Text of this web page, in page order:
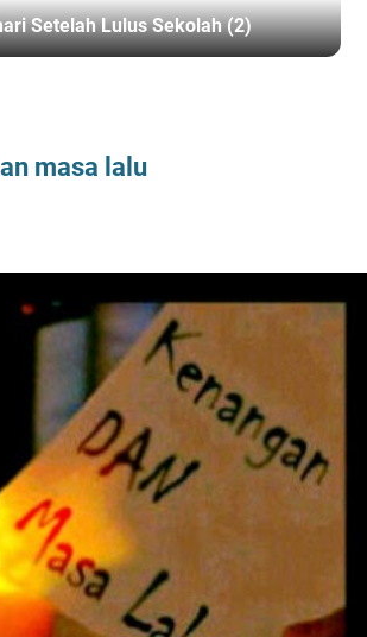
Setelah Lulus Sekolah (2)
masa lalu